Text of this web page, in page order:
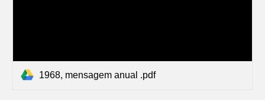
1968, mensagem anual .pdf